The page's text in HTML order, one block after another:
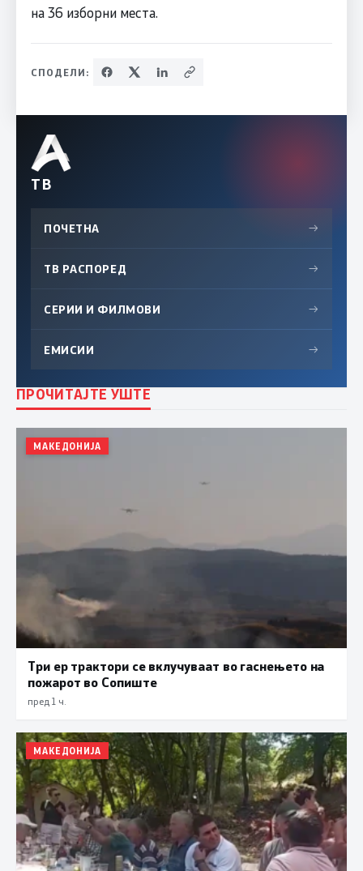
на 36 изборни места.
СПОДЕЛИ:
ТВ
ПОЧЕТНА →
ТВ РАСПОРЕД →
СЕРИИ И ФИЛМОВИ →
ЕМИСИИ →
ПРОЧИТАЈТЕ УШТЕ
МАКЕДОНИЈА
Три ер трактори се вклучуваат во гаснењето на
пожарот во Сопиште
пред 1 ч.
МАКЕДОНИЈА